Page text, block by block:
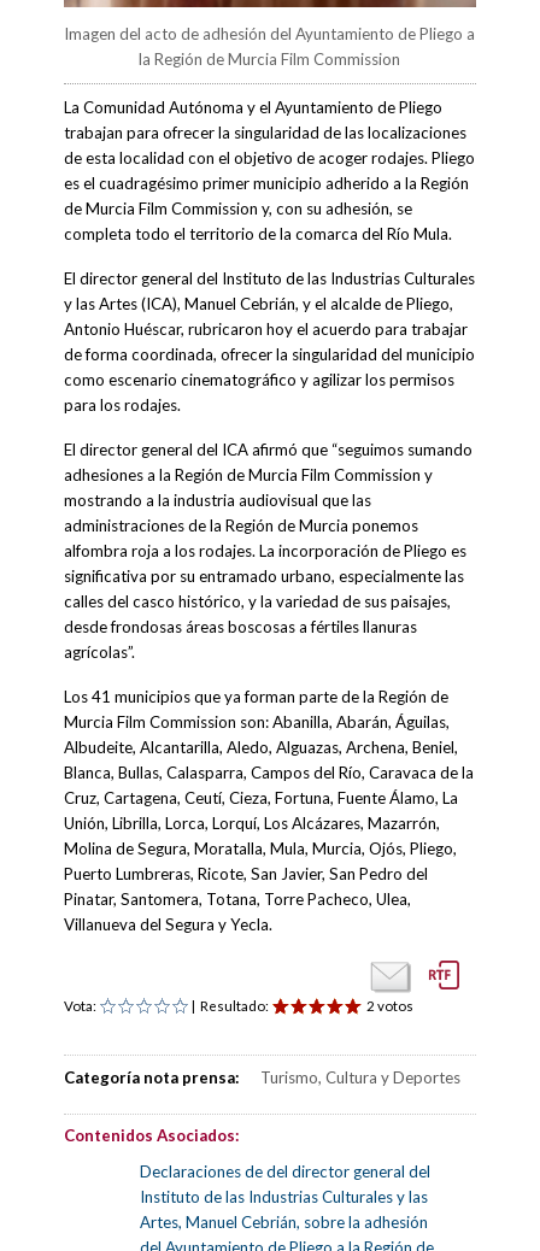
Imagen del acto de adhesión del Ayuntamiento de Pliego a
la Región de Murcia Film Commission
La Comunidad Autónoma y el Ayuntamiento de Pliego
trabajan para ofrecer la singularidad de las localizaciones
de esta localidad con el objetivo de acoger rodajes. Pliego
es el cuadragésimo primer municipio adherido a la Región
de Murcia Film Commission y, con su adhesión, se
completa todo el territorio de la comarca del Río Mula.
El director general del Instituto de las Industrias Culturales
y las Artes (ICA), Manuel Cebrián, y el alcalde de Pliego,
Antonio Huéscar, rubricaron hoy el acuerdo para trabajar
de forma coordinada, ofrecer la singularidad del municipio
como escenario cinematográfico y agilizar los permisos
para los rodajes.
El director general del ICA afirmó que “seguimos sumando
adhesiones a la Región de Murcia Film Commission y
mostrando a la industria audiovisual que las
administraciones de la Región de Murcia ponemos
alfombra roja a los rodajes. La incorporación de Pliego es
significativa por su entramado urbano, especialmente las
calles del casco histórico, y la variedad de sus paisajes,
desde frondosas áreas boscosas a fértiles llanuras
agrícolas”.
Los 41 municipios que ya forman parte de la Región de
Murcia Film Commission son: Abanilla, Abarán, Águilas,
Albudeite, Alcantarilla, Aledo, Alguazas, Archena, Beniel,
Blanca, Bullas, Calasparra, Campos del Río, Caravaca de la
Cruz, Cartagena, Ceutí, Cieza, Fortuna, Fuente Álamo, La
Unión, Librilla, Lorca, Lorquí, Los Alcázares, Mazarrón,
Molina de Segura, Moratalla, Mula, Murcia, Ojós, Pliego,
Puerto Lumbreras, Ricote, San Javier, San Pedro del
Pinatar, Santomera, Totana, Torre Pacheco, Ulea,
Villanueva del Segura y Yecla.
Vota: | Resultado: 2 votos
Categoría nota prensa: Turismo, Cultura y Deportes
Contenidos Asociados:
Declaraciones de del director general del
Instituto de las Industrias Culturales y las
Artes, Manuel Cebrián, sobre la adhesión